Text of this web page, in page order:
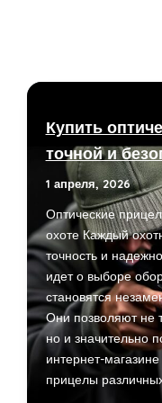
Купить
точной и
1 апреля, 2026
Оптические
охоте Каждый
точность и
идет о выборе
становятся
Они позволяют не
но и значительно
интернет-
прицелы